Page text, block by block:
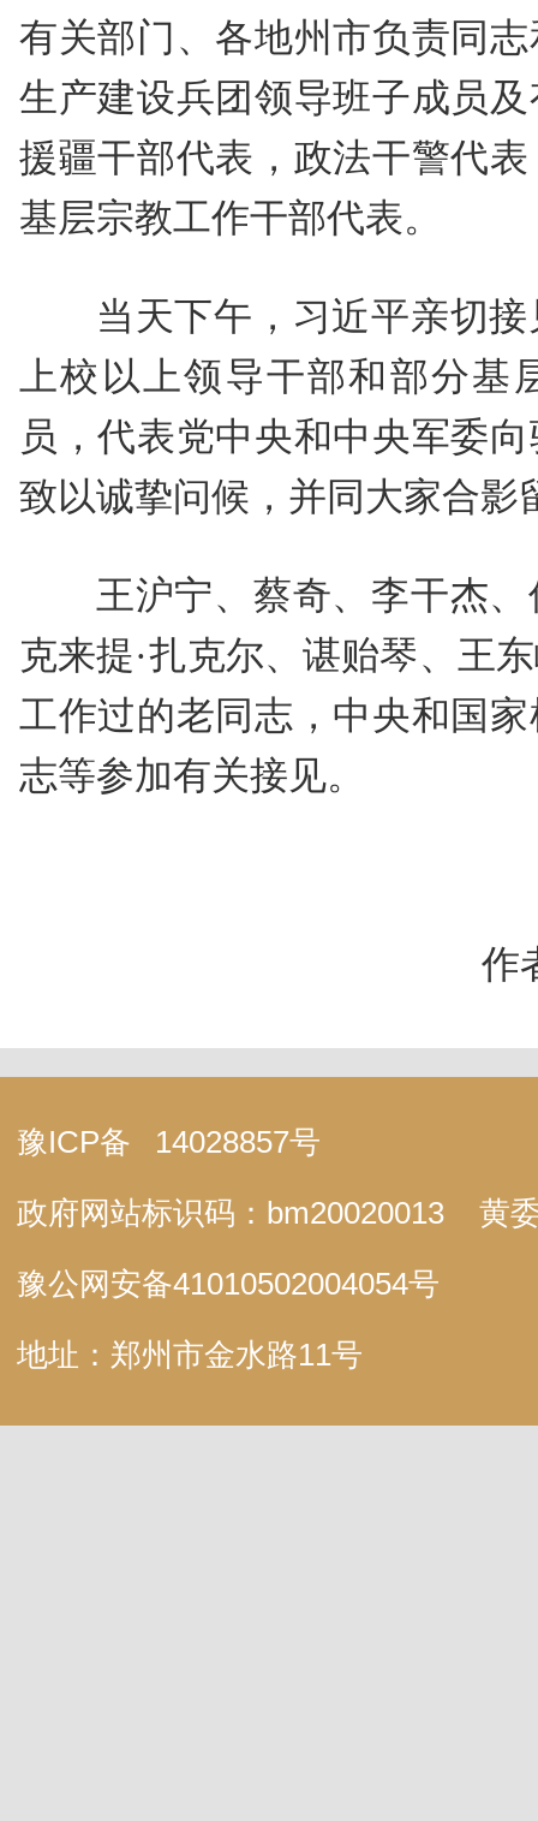
有关部门、各地州市负责同
生产建设兵团领导班子成员
援疆干部代表，政法干警代
基层宗教工作干部代表。
当天下午，习近平亲切
上校以上领导干部和部分基
员，代表党中央和中央军委
致以诚挚问候，并同大家合影
王沪宁、蔡奇、李干杰
克来提·扎克尔、谌贻琴、王
工作过的老同志，中央和国
志等参加有关接见。
作
豫ICP备
14028857号
政府网站标识码：bm20020013
黄
豫公网安备41010502004054号
地址：郑州市金水路11号